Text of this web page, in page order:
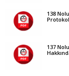
138
137